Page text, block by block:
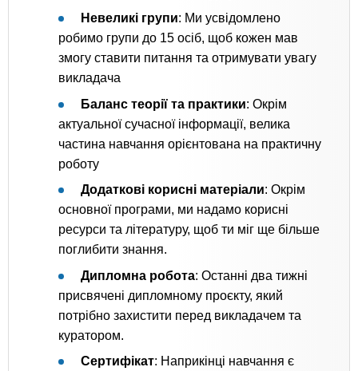
Невеликі групи: Ми усвідомлено
робимо групи до 15 осіб, щоб кожен мав
змогу ставити питання та отримувати увагу
викладача
Баланс теорії та практики: Окрім
актуальної сучасної інформації, велика
частина навчання орієнтована на практичну
роботу
Додаткові корисні матеріали: Окрім
основної програми, ми надамо корисні
ресурси та літературу, щоб ти міг ще більше
поглибити знання.
Дипломна робота: Останні два тижні
присвячені дипломному проєкту, який
потрібно захистити перед викладачем та
куратором.
Сертифікат: Наприкінці навчання є